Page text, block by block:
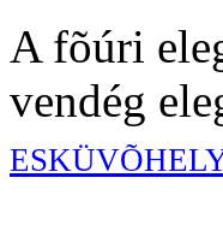
A fõúri
vendég